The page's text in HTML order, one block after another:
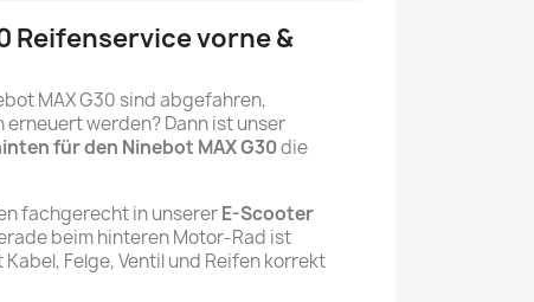
Reifenservice vorne &
MAX G30 sind abgefahren,
werden? Dann ist unser
für den Ninebot MAX G30die
fachgerecht in unsererE-Scooter
beim hinteren Motor-Rad ist
Felge, Ventil und Reifen korrekt